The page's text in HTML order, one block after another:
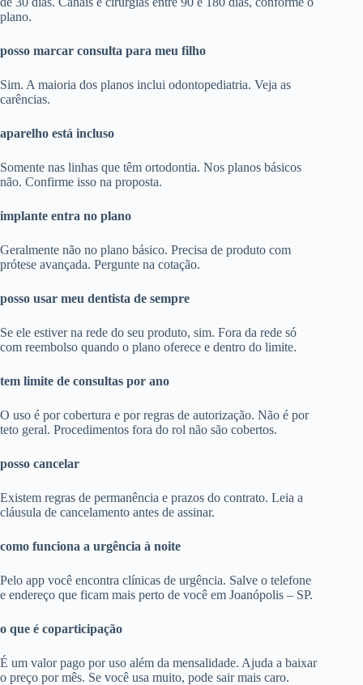
plano.
posso marcar consulta para meu filho
Sim. A maioria dos planos inclui odontopediatria. Veja as
carências.
aparelho está incluso
Somente nas linhas que têm ortodontia. Nos planos básicos
não. Confirme isso na proposta.
implante entra no plano
Geralmente não no plano básico. Precisa de produto com
prótese avançada. Pergunte na cotação.
posso usar meu dentista de sempre
Se ele estiver na rede do seu produto, sim. Fora da rede só
com reembolso quando o plano oferece e dentro do limite.
tem limite de consultas por ano
O uso é por cobertura e por regras de autorização. Não é por
teto geral. Procedimentos fora do rol não são cobertos.
posso cancelar
Existem regras de permanência e prazos do contrato. Leia a
cláusula de cancelamento antes de assinar.
como funciona a urgência à noite
Pelo app você encontra clínicas de urgência. Salve o telefone
e endereço que ficam mais perto de você em Joanópolis – SP.
o que é coparticipação
É um valor pago por uso além da mensalidade. Ajuda a baixar
o preço por mês. Se você usa muito, pode sair mais caro.